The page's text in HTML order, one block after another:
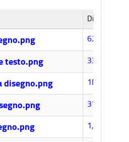
Dimensione
622k
testo.png 330k
disegno.png 1MB
373k
1,1MB